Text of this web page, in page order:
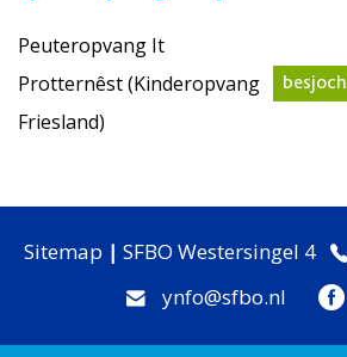
Peuteropvang It
Protternêst (Kinderopvang
Friesland)
besjoch
Sitemap | SFBO Westersingel 4
ynfo@sfbo.nl